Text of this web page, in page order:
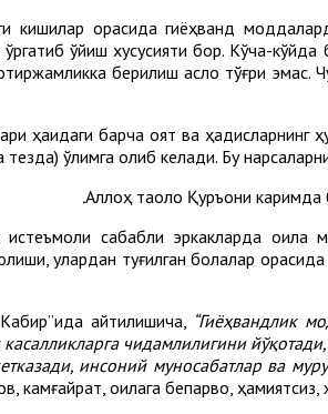
кишилар орасида гиёҳванд
қўйиш хусусияти бор. Кўча-
берилиш асло тўғри эмас.
ҳақидаги барча оят ва
тезда) ўлимга олиб келади. Бу
Аллоҳ таоло Қуръони каримда
сабабли эркакларда оила
улардан туғилган болалар
айтилишича,
“Гиёҳвандлик
чидамлилигини
инсоний муносабатлар ва
камғайрат, оилага бепарво,